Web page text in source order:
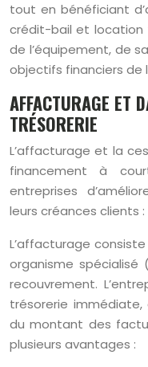
tout en bénéficiant
crédit-bail et location
de l’équipement, de
objectifs financiers de
AFFACTURAGE ET
TRÉSORERIE
L’affacturage et la
financement à
entreprises
leurs créances clients :
L’affacturage
organisme
recouvrement.
trésorerie
du montant des
plusieurs avantages :